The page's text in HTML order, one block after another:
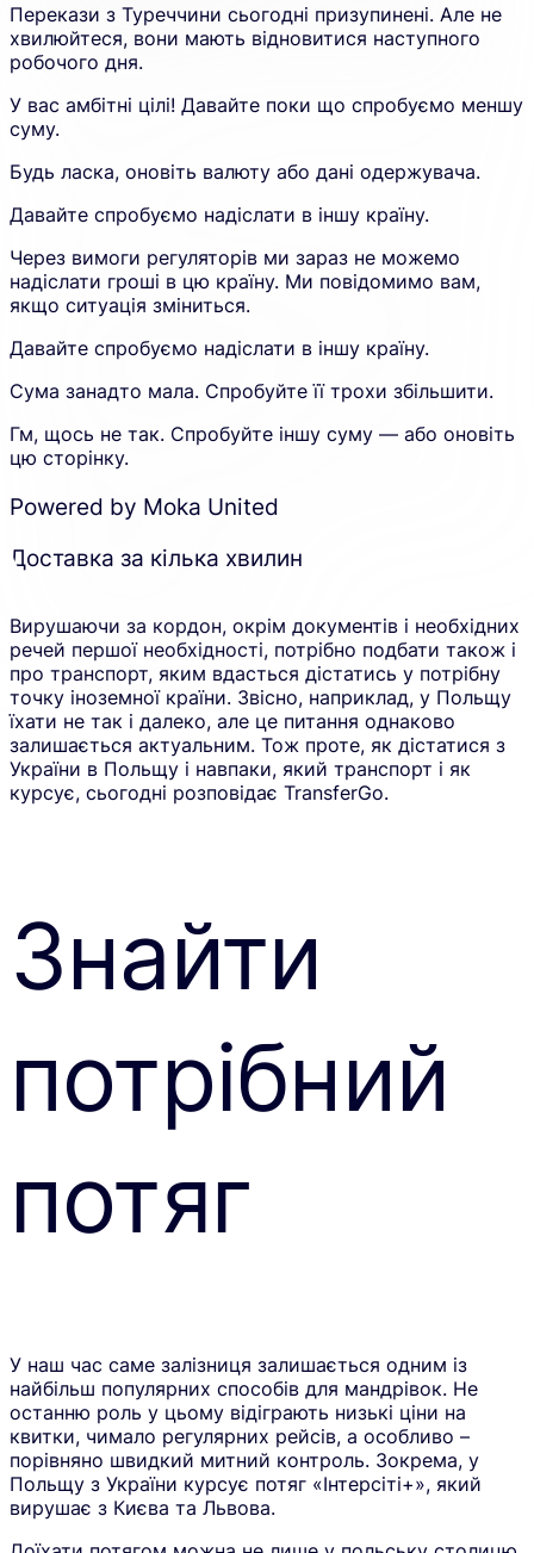
due
to
in
create
an
account
and
proceed
in
a
new
tab.
Перекази з Туреччини сьогодні призупинені. Але не
хвилюйтеся, вони мають відновитися наступного
робочого дня.
У вас амбітні цілі! Давайте поки що спробуємо меншу
суму.
Будь ласка, оновіть валюту або дані одержувача.
Давайте спробуємо надіслати в іншу країну.
Через вимоги регуляторів ми зараз не можемо
надіслати гроші в цю країну. Ми повідомимо вам,
якщо ситуація зміниться.
Давайте спробуємо надіслати в іншу країну.
Сума занадто мала. Спробуйте її трохи збільшити.
Гм, щось не так. Спробуйте іншу суму — або оновіть
цю сторінку.
Powered by Moka United
Доставка за кілька хвилин
Вирушаючи за кордон, окрім документів і необхідних
речей першої необхідності, потрібно подбати також і
про транспорт, яким вдасться дістатись у потрібну
точку іноземної країни. Звісно, наприклад, у Польщу
їхати не так і далеко, але це питання однаково
залишається актуальним. Тож проте, як дістатися з
України в Польщу і навпаки, який транспорт і як
курсує, сьогодні розповідає TransferGo.
Знайти
потрібний
потяг
У наш час саме залізниця залишається одним із
найбільш популярних способів для мандрівок. Не
останню роль у цьому відіграють низькі ціни на
квитки, чимало регулярних рейсів, а особливо –
порівняно швидкий митний контроль. Зокрема, у
Польщу з України курсує потяг «Інтерсіті+», який
вирушає з Києва та Львова.